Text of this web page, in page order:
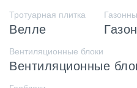
Тротуарная плитка
Велле
Вентиляционные блоки
Вентиляционные